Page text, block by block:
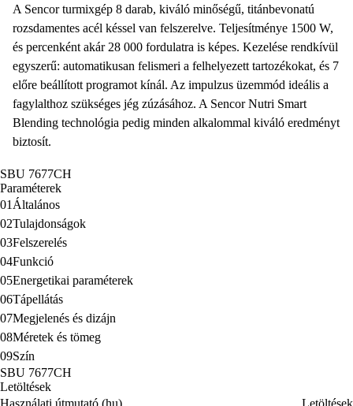
A Sencor turmixgép 8 darab, kiváló minőségű, titánbevonatú
rozsdamentes acél késsel van felszerelve. Teljesítménye 1500 W,
és percenként akár 28 000 fordulatra is képes. Kezelése rendkívül
egyszerű: automatikusan felismeri a felhelyezett tartozékokat, és 7
előre beállított programot kínál. Az impulzus üzemmód ideális a
fagylalthoz szükséges jég zúzásához. A Sencor Nutri Smart
Blending technológia pedig minden alkalommal kiváló eredményt
biztosít.
SBU 7677CH
Paraméterek
01 Általános
02Tulajdonságok
03Felszerelés
04Funkció
05Energetikai paraméterek
06Tápellátás
07Megjelenés és dizájn
08Méretek és tömeg
09Szín
SBU 7677CH
Letöltések
Használati útmutató (hu)
Letöltések